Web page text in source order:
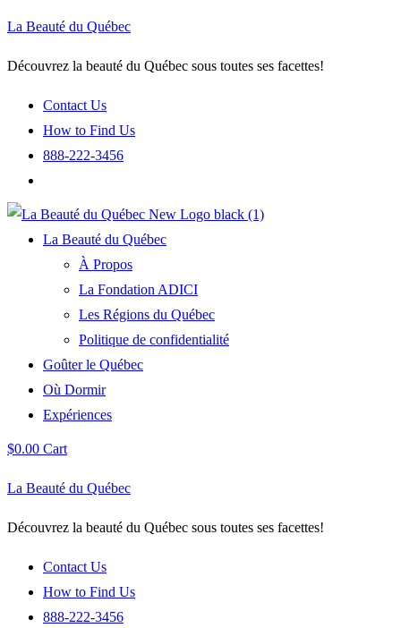
La Beauté du Québec
Découvrez la beauté du Québec sous toutes ses facettes!
Contact Us
How to Find Us
888-222-3456
La Beauté du Québec
À Propos
La Fondation ADICI
Les Régions du Québec
Politique de confidentialité
Goûter le Québec
Où Dormir
Expériences
$0.00 Cart
La Beauté du Québec
Découvrez la beauté du Québec sous toutes ses facettes!
Contact Us
How to Find Us
888-222-3456